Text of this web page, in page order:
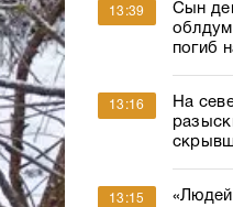
13:39
Сын
погиб
13:16
На
13:15